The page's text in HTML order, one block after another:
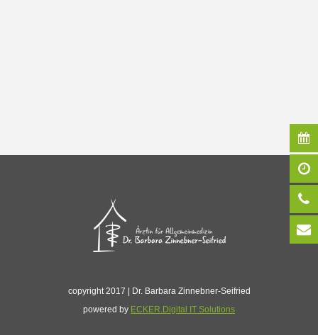
copyright 2017 | Dr. Barbara Zinnebner-Seifried
powered by ECKER.Digital IT Solutions